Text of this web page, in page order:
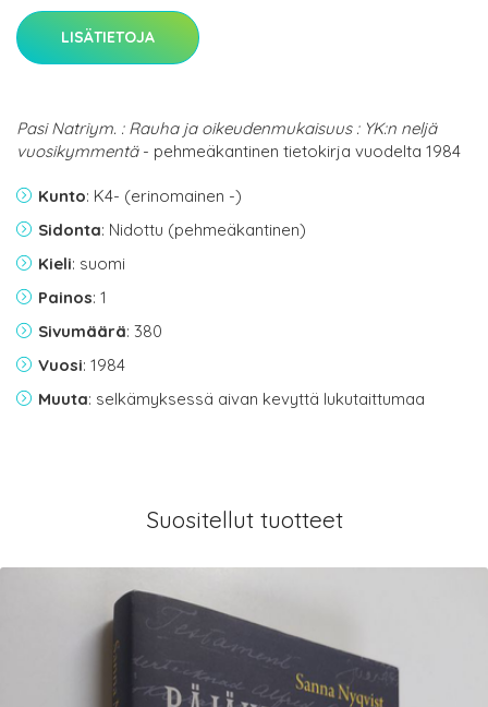
LISÄTIETOJA
Pasi Natriym. : Rauha ja oikeudenmukaisuus : YK:n neljä
vuosikymmentä- pehmeäkantinen tietokirja vuodelta 1984
Kunto: K4- (erinomainen -)
Sidonta: Nidottu (pehmeäkantinen)
Kieli: suomi
Painos: 1
Sivumäärä: 380
Vuosi: 1984
Muuta: selkämyksessä aivan kevyttä lukutaittumaa
Suositellut tuotteet